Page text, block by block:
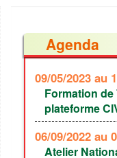
Agenda
09/05/2023 au
Formation
plateforme
06/09/2022 au
Atelier